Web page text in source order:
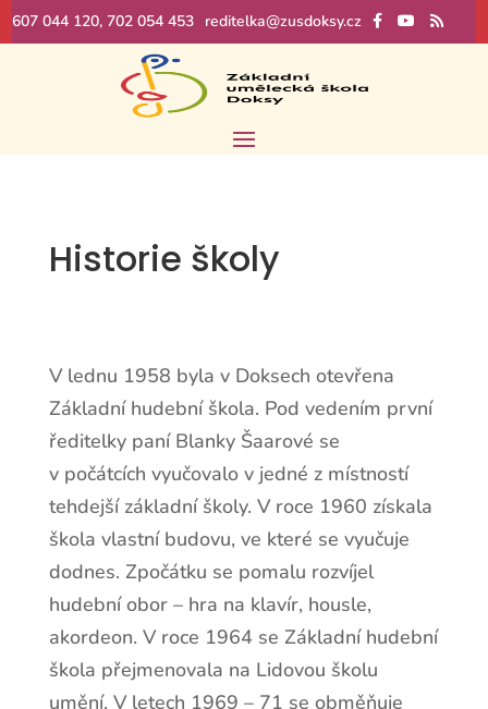
607 044 120, 702 054 453 reditelka@zusdoksy.cz
Historie školy
V lednu 1958 byla v Doksech otevřena
Základní hudební škola. Pod vedením první
ředitelky paní Blanky Šaarové se
v počátcích vyučovalo v jedné z místností
tehdejší základní školy. V roce 1960 získala
škola vlastní budovu, ve které se vyučuje
dodnes. Zpočátku se pomalu rozvíjel
hudební obor – hra na klavír, housle,
akordeon. V roce 1964 se Základní hudební
škola přejmenovala na Lidovou školu
umění. V letech 1969 – 71 se obměňuje